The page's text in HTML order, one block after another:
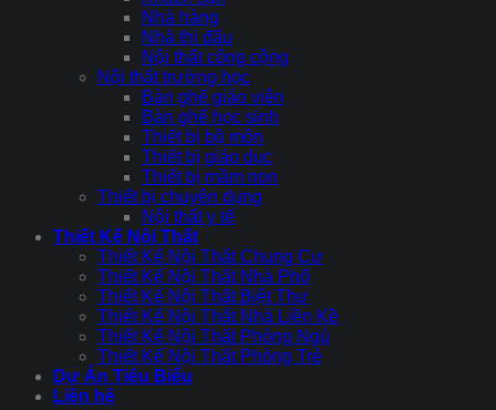
Nhà hàng
Nhà thi đấu
Nội thất công cộng
Nội thất trường học
Bàn ghế giáo viên
Bàn ghế học sinh
Thiết bị bộ môn
Thiết bị giáo dục
Thiết bị mầm non
Thiết bị chuyên dụng
Nội thất y tế
Thiết Kế Nội Thất
Thiết Kế Nội Thất Chung Cư
Thiết Kế Nội Thất Nhà Phố
Thiết Kế Nội Thất Biệt Thự
Thiết Kế Nội Thất Nhà Liền Kề
Thiết Kế Nội Thất Phòng Ngủ
Thiết Kế Nội Thất Phòng Trẻ
Dự Án Tiêu Biểu
Liên hệ